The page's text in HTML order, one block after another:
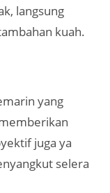
langsung
kuah.
yang
juga ya
selera